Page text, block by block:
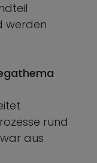
werden
rund
aus